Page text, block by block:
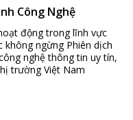
Công Nghệ
động trong lĩnh vực
không ngừng Phiên dịch
nghệ thông tin uy tín,
trường Việt Nam